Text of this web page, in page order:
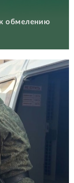
обмелению